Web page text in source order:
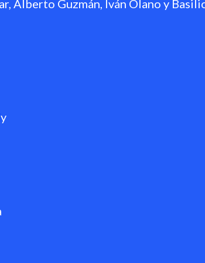
Alberto Guzmán, Iván Olano y